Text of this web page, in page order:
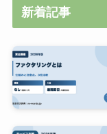
新着記事